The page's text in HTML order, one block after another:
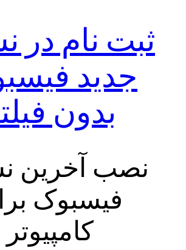
ثبت نام در
جدید
بدون
نصب آخرین
فیسبوک
کامپیوتر